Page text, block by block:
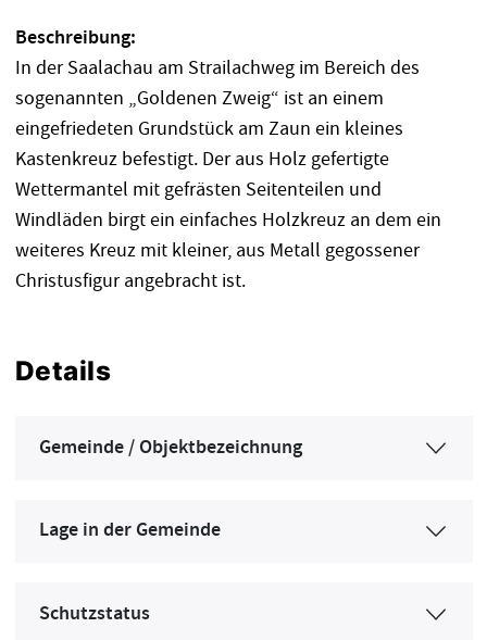
Beschreibung:
In der Saalachau am Strailachweg im Bereich des
sogenannten „Goldenen Zweig“ ist an einem
eingefriedeten Grundstück am Zaun ein kleines
Kastenkreuz befestigt. Der aus Holz gefertigte
Wettermantel mit gefrästen Seitenteilen und
Windläden birgt ein einfaches Holzkreuz an dem ein
weiteres Kreuz mit kleiner, aus Metall gegossener
Christusfigur angebracht ist.
Details
Gemeinde / Objektbezeichnung
Lage in der Gemeinde
Schutzstatus